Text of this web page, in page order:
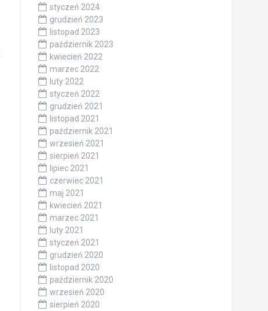
styczeń 2024
grudzień 2023
listopad 2023
październik 2023
kwiecień 2022
marzec 2022
luty 2022
styczeń 2022
grudzień 2021
listopad 2021
październik 2021
wrzesień 2021
sierpień 2021
lipiec 2021
czerwiec 2021
maj 2021
kwiecień 2021
marzec 2021
luty 2021
styczeń 2021
grudzień 2020
listopad 2020
październik 2020
wrzesień 2020
sierpień 2020